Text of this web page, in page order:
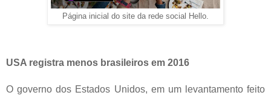
Página inicial do site da rede social Hello.
USA registra menos brasileiros em 2016
O governo dos Estados Unidos, em um levantamento feito